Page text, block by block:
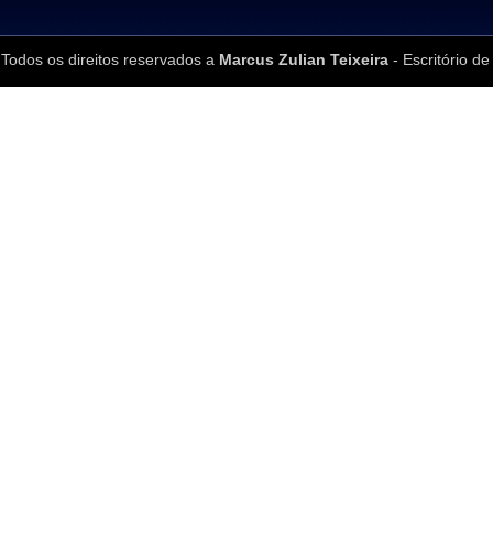
Todos os direitos reservados a Marcus Zulian Teixeira - Escritório